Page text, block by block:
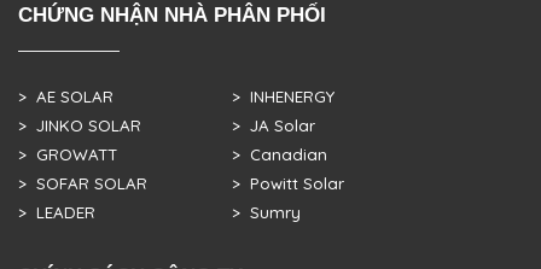
CHỨNG NHẬN NHÀ PHÂN PHỐI
> AE SOLAR
> JINKO SOLAR
> GROWATT
> SOFAR SOLAR
> LEADER
> INHENERGY
> JA Solar
> Canadian
> Powitt Solar
> Sumry